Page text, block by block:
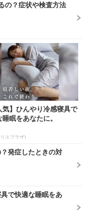
の？症状や検査方法
気】ひんやり冷感寝具で
眠をあなたに。
スプラザ)
発症したときの対
具で快適な睡眠をあ